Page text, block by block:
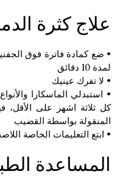
علاج كثرة
• ضع كمادة فاترة فوق
لمدة 10 دقائق
• لا تفرك عينيك
• استبدلي الماسكارا
كل ثلاثة اشهر على الأقل،
المنقولة بواسطة القضيب
• ابتع التعليمات الخاصة
‏المساعدة